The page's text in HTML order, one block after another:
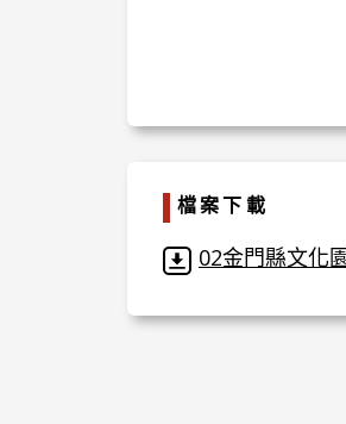
檔案下載
02金門縣文化